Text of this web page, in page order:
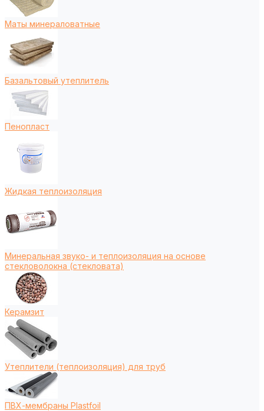
Маты минераловатные
Базальтовый утеплитель
Пенопласт
Жидкая теплоизоляция
Минеральная звуко- и теплоизоляция на основе
стекловолокна (стекловата)
Керамзит
Утеплители (теплоизоляция) для труб
ПВХ-мембраны Plastfoil